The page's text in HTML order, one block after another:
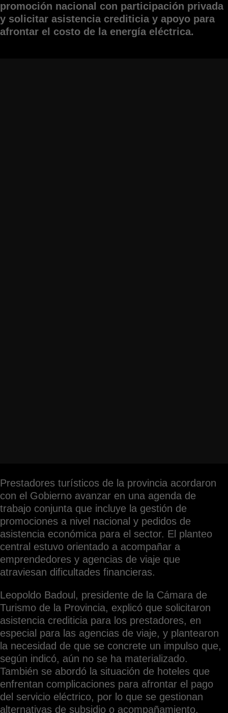
promoción nacional con participación privada
y solicitar asistencia crediticia y apoyo para
afrontar el costo de la energía eléctrica.
Prestadores turísticos de la provincia acordaron
con el Gobierno avanzar en una agenda de
trabajo conjunta que incluye la gestión de
promociones a nivel nacional y pedidos de
asistencia económica para el sector. El planteo
central estuvo orientado a acompañar a
emprendedores y agencias de viaje que
atraviesan dificultades financieras.
Leopoldo Badoul, presidente de la Cámara de
Turismo de la Provincia, explicó que solicitaron
asistencia crediticia para los prestadores, en
especial para las agencias de viaje, y plantearon
la necesidad de que se concrete un impulso que,
según indicó, aún no se ha materializado.
También se abordó la situación de hoteles que
enfrentan complicaciones para afrontar el pago
del servicio eléctrico, por lo que se gestionan
alternativas de subsidio o acompañamiento.